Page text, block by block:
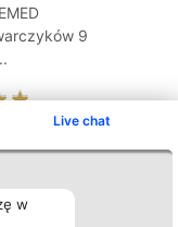
Live chat
w
9